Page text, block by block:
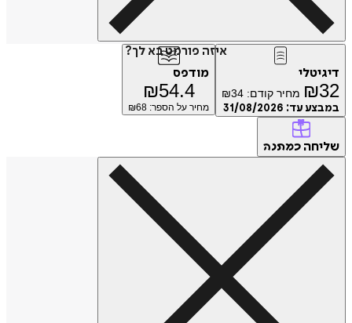
איזה פורמט בא לך?
דיגיטלי
₪32 מחיר קודם: ₪34
במבצע עד: 31/08/2026
מודפס
₪54.4
מחיר על הספר: ₪ 68
שליחה כמתנה